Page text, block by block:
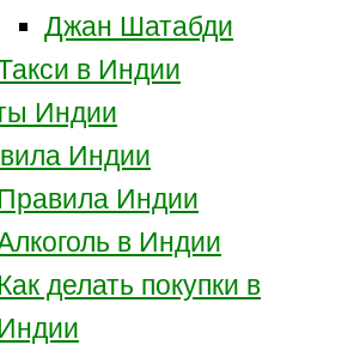
Джан Шатабди
в Индии
Индии
Индии
Индии
в Индии
делать покупки в